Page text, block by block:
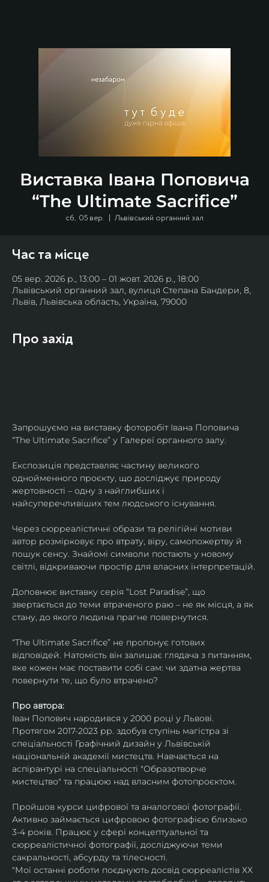
Виставка Івана Поповича
“The Ultimate Sacrifice”
сб, 05 вер.
  |
Львівський органний зал
Час та місце
05 вер. 2026 р., 13:00 – 01 жовт. 2026 р., 18:00
Львівський органний зал, вулиця Степана Бандери, 8,
Львів, Львівська область, Україна, 79000
Про захід
Запрошуємо на виставку фоторобіт Івана Поповича
“The Ultimate Sacrifice” у Галереї органного залу.
Експозиція представляє частину великого
однойменного проєкту, що досліджує природу
жертовності – одну з найглибших і
найсуперечливіших тем людського існування.
Через сюрреалістичні образи та релігійні мотиви
автор розмірковує про втрату, віру, самопожертву й
пошук сенсу. Знайомі символи постають у новому
світлі, відкриваючи простір для власних інтерпретацій.
Доповнює виставку серія “Lost Paradise”, що
звертається до теми втраченого раю – не як місця, а як
стану, до якого людина прагне повернутися.
“The Ultimate Sacrifice” не пропонує готових
відповідей. Натомість він залишає глядача з питанням,
яке кожен має поставити собі сам: чи здатна жертва
повернути те, що було втрачено?
Про автора:
Іван Попович народився у 2000 році у Львові.
Протягом 2017-2023 рр. здобув ступінь магістра зі
спеціальності Графічний дизайн у Львівській
національній академії мистецтв. Навчається на
аспірантурі на спеціальності "Образотворче
мистецтво" та працюю над власним фотопроєктом.
Пройшов курси цифрової та аналогової фотографії.
Активно займається цифровою фотографією близько
3-4 років. Працює у сфері концептуальної та
сюрреалістичної фотографії, досліджуючи теми
сакральності, абсурду та тілесності.
"Мої останні роботи поєднують досвід сюрреалістів ХХ